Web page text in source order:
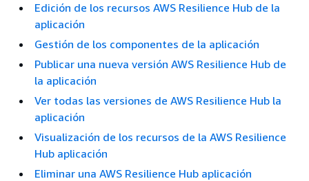
Edición de los recursos AWS Resilience Hub de la
aplicación
Gestión de los componentes de la aplicación
Publicar una nueva versión AWS Resilience Hub de
la aplicación
Ver todas las versiones de AWS Resilience Hub la
aplicación
Visualización de los recursos de la AWS Resilience
Hub aplicación
Eliminar una AWS Resilience Hub aplicación